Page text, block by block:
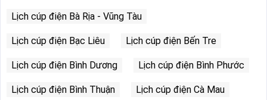
Lịch cúp điện Bà Rịa - Vũng Tàu
Lịch cúp điện Bạc Liêu Lịch cúp điện Bến Tre
Lịch cúp điện Bình Dương Lịch cúp điện Bình Phước
Lịch cúp điện Bình Thuận Lịch cúp điện Cà Mau